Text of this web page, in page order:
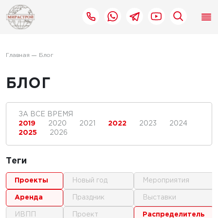
Главная Блог
БЛОГ
ЗА ВСЕ ВРЕМЯ
2019
2020 2021 2022 2023
2024
2025
2026
Теги
проекты
аренда
ИВПП
новый год
праздник
проект
мероприятия
выставки
распределитель